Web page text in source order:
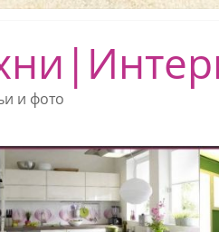
и фото